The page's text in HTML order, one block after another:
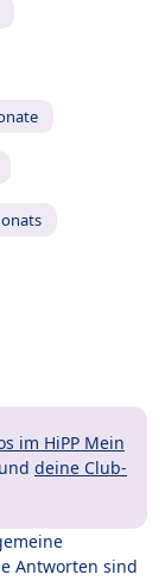
im HiPP Mein
und deine Club-
Antworten sind